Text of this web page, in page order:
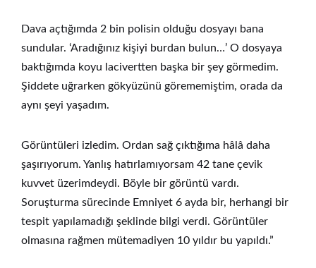
Dava açtığımda 2 bin polisin olduğu dosyayı bana
sundular. ‘Aradığınız kişiyi burdan bulun…’ O dosyaya
baktığımda koyu lacivertten başka bir şey görmedim.
Şiddete uğrarken gökyüzünü görememiştim, orada da
aynı şeyi yaşadım.
Görüntüleri izledim. Ordan sağ çıktığıma hâlâ daha
şaşırıyorum. Yanlış hatırlamıyorsam 42 tane çevik
kuvvet üzerimdeydi. Böyle bir görüntü vardı.
Soruşturma sürecinde Emniyet 6 ayda bir, herhangi bir
tespit yapılamadığı şeklinde bilgi verdi. Görüntüler
olmasına rağmen mütemadiyen 10 yıldır bu yapıldı.”